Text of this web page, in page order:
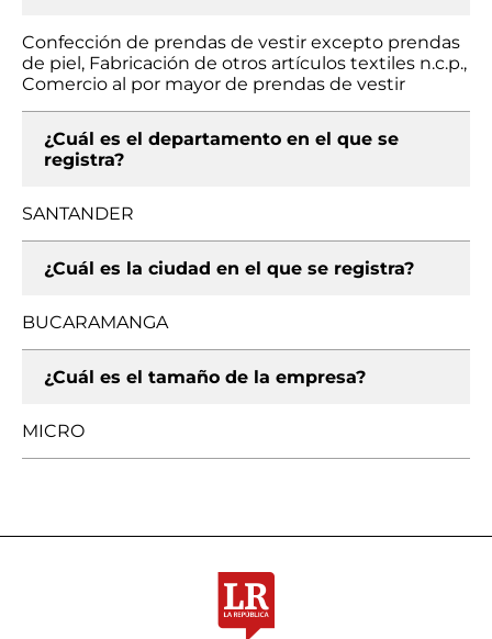
Confección de prendas de vestir excepto prendas
de piel, Fabricación de otros artículos textiles n.c.p.,
Comercio al por mayor de prendas de vestir
¿Cuál es el departamento en el que se
registra?
SANTANDER
¿Cuál es la ciudad en el que se registra?
BUCARAMANGA
¿Cuál es el tamaño de la empresa?
MICRO